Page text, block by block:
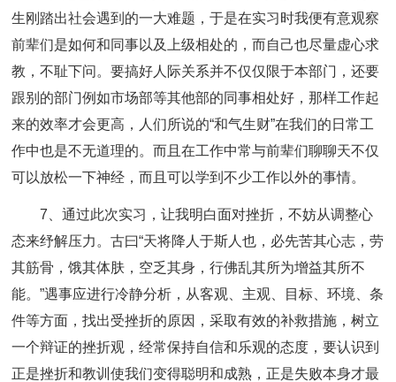
生刚踏出社会遇到的一大难题，于是在实习时我便有意观察
前辈们是如何和同事以及上级相处的，而自己也尽量虚心求
教，不耻下问。要搞好人际关系并不仅仅限于本部门，还要
跟别的部门例如市场部等其他部的同事相处好，那样工作起
来的效率才会更高，人们所说的“和气生财”在我们的日常工
作中也是不无道理的。而且在工作中常与前辈们聊聊天不仅
可以放松一下神经，而且可以学到不少工作以外的事情。
7、通过此次实习，让我明白面对挫折，不妨从调整心
态来纾解压力。古曰“天将降人于斯人也，必先苦其心志，劳
其筋骨，饿其体肤，空乏其身，行佛乱其所为增益其所不
能。”遇事应进行冷静分析，从客观、主观、目标、环境、条
件等方面，找出受挫折的原因，采取有效的补救措施，树立
一个辩证的挫折观，经常保持自信和乐观的态度，要认识到
正是挫折和教训使我们变得聪明和成熟，正是失败本身才最